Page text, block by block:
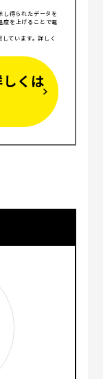
得られたデータを
度を上げることで電
ています。詳しく
くは